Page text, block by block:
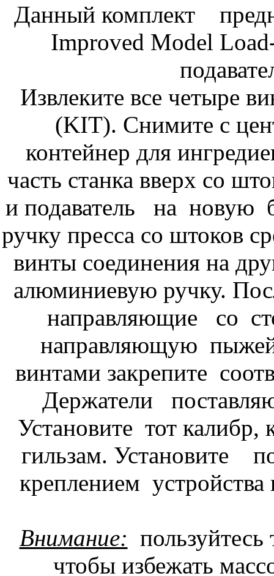
Данный комплект
Improved Model
Извлеките все четыре
(KIT). Снимите с
контейнер для
часть станка вверх со
и подаватель на новую
ручку пресса со штоков
винты соединения на
алюминиевую ручку.
направляющие со
направляющую
винтами закрепите
Держатели
Установите тот
гильзам. Установите
креплением устройства
Внимание:
чтобы избежать